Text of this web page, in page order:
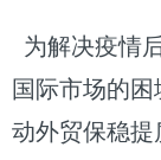
为解决疫情
国际市场的
动外贸保稳提